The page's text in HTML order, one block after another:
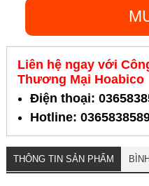
Liên hệ ngay với
Thương Mại Hoabico
Điện thoại:
Hotline:
THÔNG TIN SẢN PHẨM